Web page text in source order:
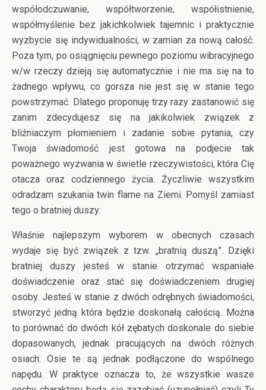
współodczuwanie, współtworzenie, współistnienie,
współmyślenie bez jakichkolwiek tajemnic i praktycznie
wyzbycie się indywidualności, w zamian za nową całość.
Poza tym, po osiągnięciu pewnego poziomu wibracyjnego
w/w rzeczy dzieją się automatycznie i nie ma się na to
żadnego wpływu, co gorsza nie jest się w stanie tego
powstrzymać. Dlatego proponuję trzy razy zastanowić się
zanim zdecydujesz się na jakikolwiek związek z
bliźniaczym płomieniem i zadanie sobie pytania, czy
Twoja świadomość jest gotowa na podjecie tak
poważnego wyzwania w świetle rzeczywistości, która Cię
otacza oraz codziennego życia. Życzliwie wszystkim
odradzam szukania twin flame na Ziemi. Pomyśl zamiast
tego o bratniej duszy.
Właśnie najlepszym wyborem w obecnych czasach
wydaje się być związek z tzw. „bratnią duszą”. Dzięki
bratniej duszy jesteś w stanie otrzymać wspaniałe
doświadczenie oraz stać się doświadczeniem drugiej
osoby. Jesteś w stanie z dwóch odrębnych świadomości,
stworzyć jedną która będzie doskonałą całością. Można
to porównać do dwóch kół zębatych doskonale do siebie
dopasowanych, jednak pracujących na dwóch różnych
osiach. Osie te są jednak podłączone do wspólnego
napędu. W praktyce oznacza to, że wszystkie wasze